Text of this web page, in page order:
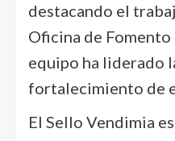
destacando el
Oficina de
equipo ha liderado
fortalecimiento de
El Sello Vendimia